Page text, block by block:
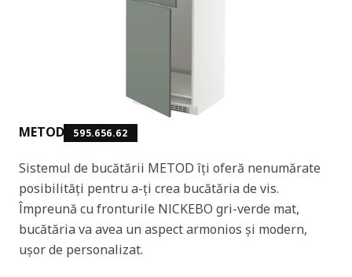
METOD 595.656.62
Sistemul de bucătării METOD îți oferă nenumărate
posibilități pentru a-ți crea bucătăria de vis.
Împreună cu fronturile NICKEBO gri-verde mat,
bucătăria va avea un aspect armonios și modern,
ușor de personalizat.